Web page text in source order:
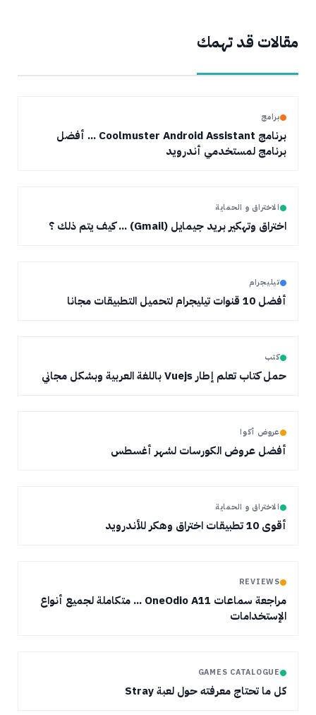
مقالات قد تهمك
برامج
برنامج Coolmuster Android Assistant ... أفضل
برنامج لمستخدمي أندرويد
الاختراق و الحماية
اختراق وتهكير بريد جيمايل (Gmail) ... كيف يتم ذلك ؟
تيليجرام
أفضل 10 قنوات تيليجرام لتحميل التطبيقات مجانا
كتب
حمل كتاب تعلم إطار Vuejs باللغة العربية وبشكل مجاني
عروض أكوا
أفضل عروض الكورسات لشهر أغسطس
الاختراق و الحماية
أقوى 10 تطبيقات اختراق وهكر للأندرويد
REVIEWS
مراجعة سماعات OneOdio A11 ... متكاملة لجميع أنواع
الإستخدامات
GAMES CATALOGUE
كل ما تحتاج معرفته حول لعبة Stray